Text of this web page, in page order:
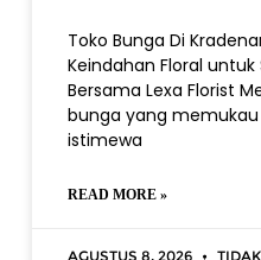
Toko Bunga Di
Keindahan Floral
Bersama Lexa Florist
bunga yang
istimewa
READ MORE »
Agustus 8, 2026